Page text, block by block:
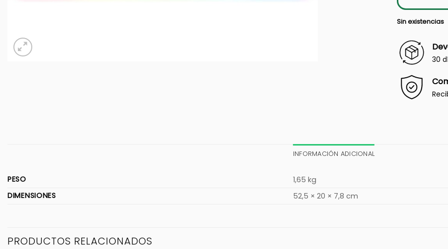
Sin existencias
30
INFORMACIÓN ADICIONAL
PESO
1,65 kg
DIMENSIONES
52,5 × 20 × 7,8 cm
PRODUCTOS RELACIONADOS